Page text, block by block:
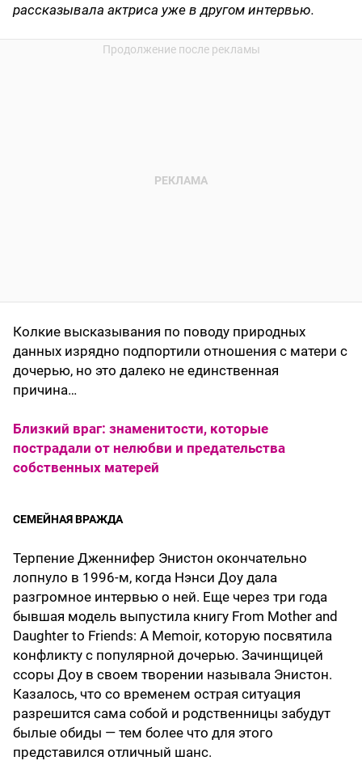
рассказывала актриса уже в другом интервью.
Колкие высказывания по поводу природных
данных изрядно подпортили отношения с матери с
дочерью, но это далеко не единственная
причина…
Близкий враг: знаменитости, которые
пострадали от нелюбви и предательства
собственных матерей
СЕМЕЙНАЯ ВРАЖДА
Терпение Дженнифер Энистон окончательно
лопнуло в 1996-м, когда Нэнси Доу дала
разгромное интервью о ней. Еще через три года
бывшая модель выпустила книгу From Mother and
Daughter to Friends: A Memoir, которую посвятила
конфликту с популярной дочерью. Зачинщицей
ссоры Доу в своем творении называла Энистон.
Казалось, что со временем острая ситуация
разрешится сама собой и родственницы забудут
былые обиды — тем более что для этого
представился отличный шанс.